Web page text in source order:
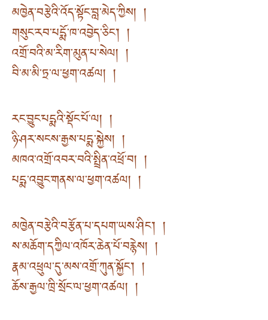
མཁྱེན་བརྩེའི་འོད་སྟོང་བླ་མེད་ཀྱིས། །
གསུང་རབ་པདྨོ་ཁ་འབྱེད་ཅིང༌། །
འགྲོ་བའི་མ་རིག་མུན་པ་སེལ། །
བི་མ་མི་ཏྲ་ལ་ཕྱག་འཚལ། །
རང་བྱུང་པདྨའི་སྡོང་པོ་ལ། །
ཉི་ཤར་སངས་རྒྱས་པདྨ་སྐྱེས། །
མཁའ་འགྲོ་འབར་བའི་སྤྲིན་འཕྲོ་བ། །
པདྨ་འབྱུང་གནས་ལ་ཕྱག་འཚལ། །
མཁྱེན་བརྩེའི་བརྩོན་པ་དཔག་ཡས་ཤིང༌། །
ས་མཆོག་དཀྱིལ་འཁོར་ཆེན་པོ་བརྙེས། །
རྣམ་འཕྲུལ་དུ་མས་འགྲོ་ཀུན་སྐྱོང༌། །
ཆོས་རྒྱལ་ཁྲི་སྲོང་ལ་ཕྱག་འཚལ། །